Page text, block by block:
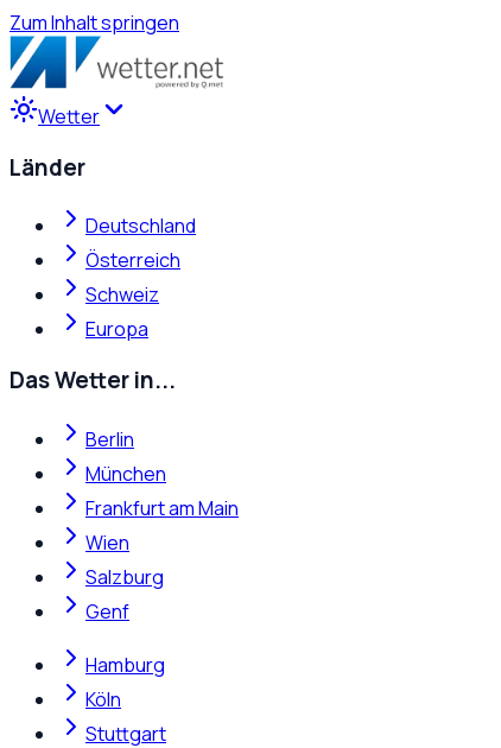
Zum Inhalt springen
Wetter
Länder
Deutschland
Österreich
Schweiz
Europa
Das Wetter in...
Berlin
München
Frankfurt am Main
Wien
Salzburg
Genf
Hamburg
Köln
Stuttgart